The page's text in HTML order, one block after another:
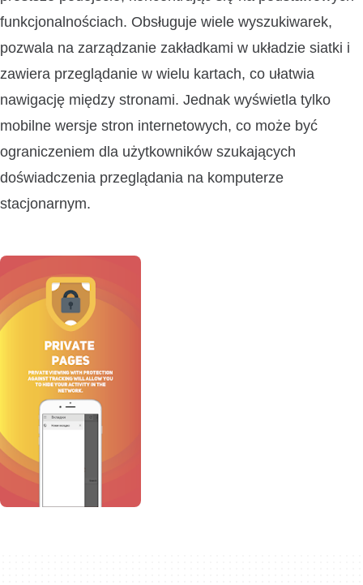
funkcjonalnościach. Obsługuje wiele wyszukiwarek,
pozwala na zarządzanie zakładkami w układzie siatki i
zawiera przeglądanie w wielu kartach, co ułatwia
nawigację między stronami. Jednak wyświetla tylko
mobilne wersje stron internetowych, co może być
ograniczeniem dla użytkowników szukających
doświadczenia przeglądania na komputerze
stacjonarnym.